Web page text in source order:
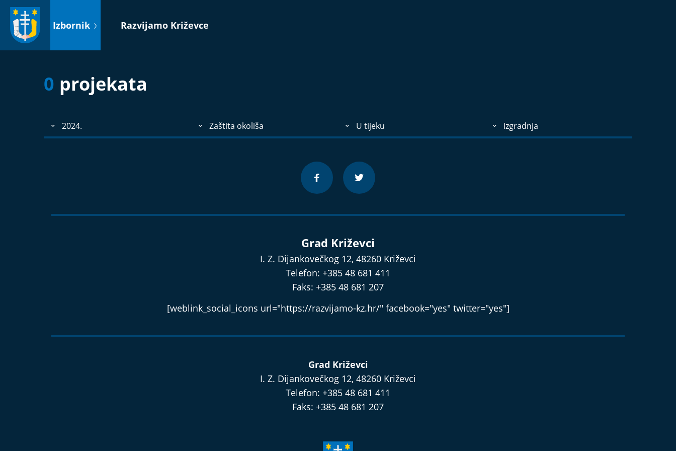
sadržaj
Izbornik Razvijamo Križevce
0 projekata
2024. Zaštita okoliša U tijeku Izgradnja
Grad Križevci
I. Z. Dijankovečkog 12, 48260 Križevci
Telefon: +385 48 681 411
Faks: +385 48 681 207
[weblink_social_icons url="https://razvijamo-kz.hr/" facebook="yes" twitter="yes"]
Grad Križevci
I. Z. Dijankovečkog 12, 48260 Križevci
Telefon: +385 48 681 411
Faks: +385 48 681 207